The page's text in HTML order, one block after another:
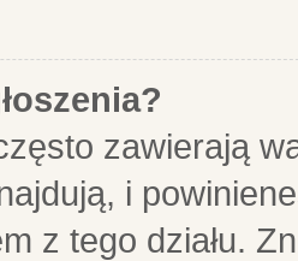
zawierają
i
z tego działu.